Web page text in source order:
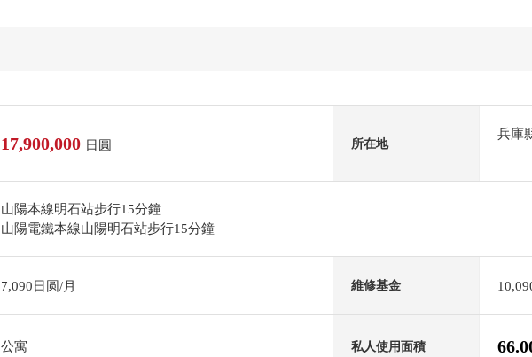
17,900,000 日圓 所在地
兵庫
山陽本線明石站步行15分鐘
山陽電鐵本線山陽明石站步行15分鐘
7,090日圆/月 維修基金
公寓 私人使用面積